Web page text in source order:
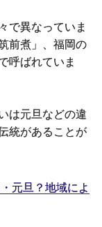
で異なっていま
前煮」、福岡の
呼ばれていま
は元旦などの違
統があることが
元旦？地域によ